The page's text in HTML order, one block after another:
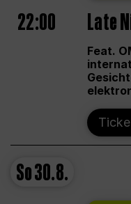
22:00 Late
Feat.
So30.8.